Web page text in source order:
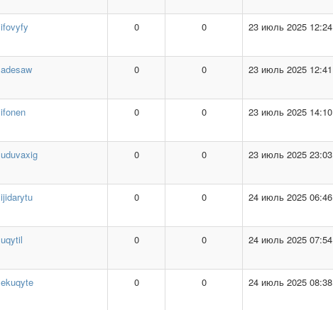
ifovyfy 0 0 23 июль 2025 12:24
adesaw 0 0 23 июль 2025 12:41
ifonen 0 0 23 июль 2025 14:10
uduvaxig 0 0 23 июль 2025 23:03
ijidarytu 0 0 24 июль 2025 06:46
uqytil 0 0 24 июль 2025 07:54
ekuqyte 0 0 24 июль 2025 08:38